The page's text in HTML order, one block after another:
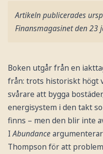
Artikeln publicerades
Finansmagasinet den 23
Boken utgår från en
från: trots historiskt högt
svårare att bygga
energisystem i den takt
finns – men den blir inte
IAbundanceargumenterar
Thompson för att